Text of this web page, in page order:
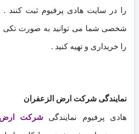
را در سایت هادی پرفیوم ثبت
شخصی شما می توانید به صورت تکی
را خریداری و تهیه کنید .
نمایندگی شرکت ارض الزعفران
هادی پرفیوم نمایندگی شرکت ارض